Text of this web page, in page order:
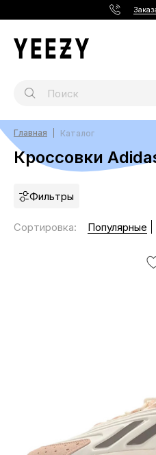
Главная Каталог
Кроссовки
Фильтры
Сортировка: Популярные